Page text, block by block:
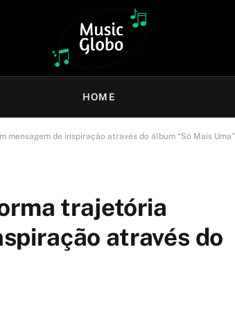
HOME
de inspiração através do álbum “Só Mais Uma”
trajetória
através do